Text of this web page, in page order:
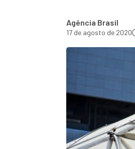
Agência Brasil
17 de agosto de 2020